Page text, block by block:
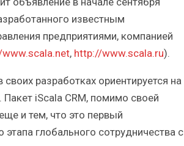
известным
предприятиями, компанией
, http://www.scala.ru).
разработках ориентируется на
iScala CRM, помимо своей
и тем, что это первый
этапа глобального сотрудничества с